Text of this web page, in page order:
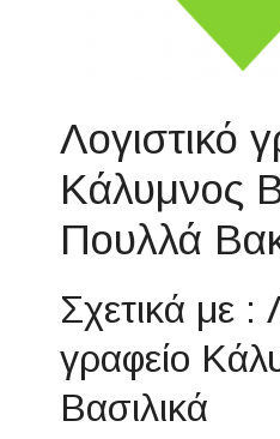
Λογιστικό
Κάλυμνος
Πουλλά
Σχετικά με :
γραφείο
Βασιλικά